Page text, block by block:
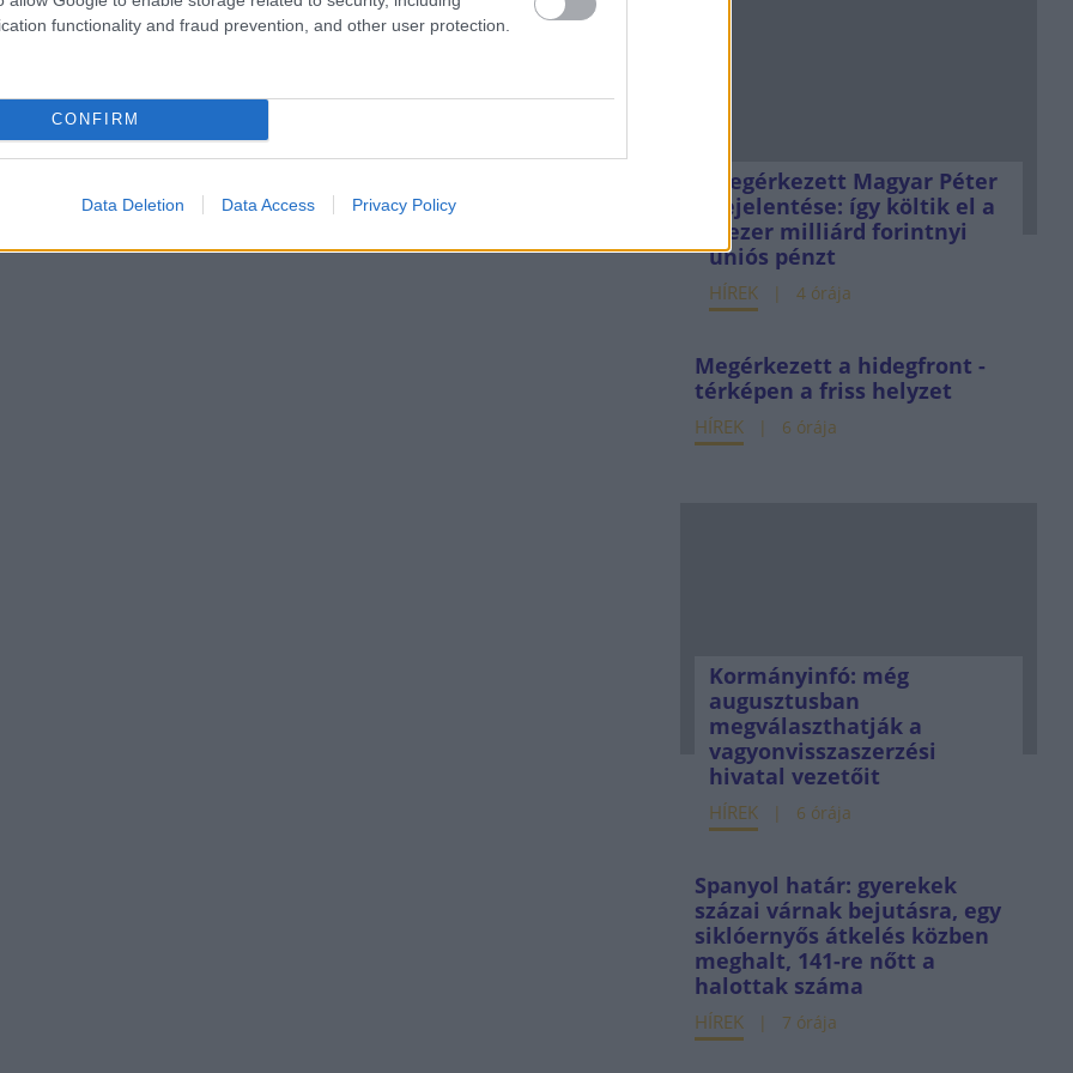
functionality and fraud prevention, and other user protection.
CONFIRM
Data Deletion Data Access Privacy Policy
Megérkezett Magyar Péter
bejelentése: így költik el a
6 ezer milliárd forintnyi
uniós pénzt
HÍREK 4 órája
Megérkezett a hidegfront -
térképen a friss helyzet
HÍREK 6 órája
Kormányinfó: még
augusztusban
megválaszthatják a
vagyonvisszaszerzési
hivatal vezetőit
HÍREK 6 órája
Spanyol határ: gyerekek
százai várnak bejutásra, egy
siklóernyős átkelés közben
meghalt, 141-re nőtt a
halottak száma
HÍREK 7 órája